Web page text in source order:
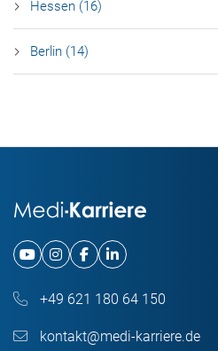
Hessen (16)
Berlin (14)
+49 621 180 64 150
kontakt@medi-karriere.de